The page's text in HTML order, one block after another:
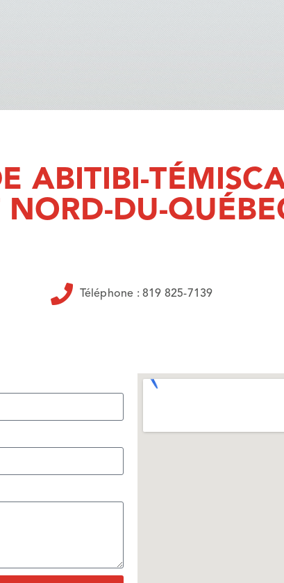
ABITIBI-
NORD-DU-
Téléphone : 819 825-7139